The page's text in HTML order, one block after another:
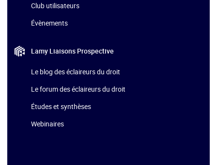
Club utilisateurs
Évènements
Lamy Liaisons Prospective
Le blog des éclaireurs du droit
Le forum des éclaireurs du droit
Études et synthèses
Webinaires